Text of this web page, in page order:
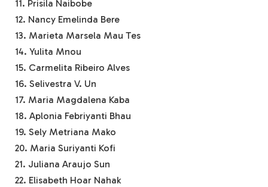
11. Prisila Naibobe
12. Nancy Emelinda Bere
13. Marieta Marsela Mau Tes
14. Yulita Mnou
15. Carmelita Ribeiro Alves
16. Selivestra V. Un
17. Maria Magdalena Kaba
18. Aplonia Febriyanti Bhau
19. Sely Metriana Mako
20. Maria Suriyanti Kofi
21. Juliana Araujo Sun
22. Elisabeth Hoar Nahak